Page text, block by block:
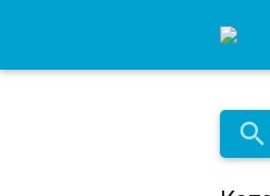
search